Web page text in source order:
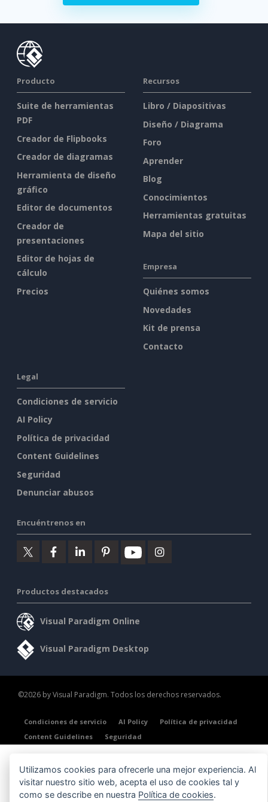
Producto
Suite de herramientas
PDF
Creador de Flipbooks
Creador de diagramas
Herramienta de diseño
gráfico
Editor de documentos
Creador de
presentaciones
Editor de hojas de
cálculo
Precios
Recursos
Libro / Diapositivas
Diseño / Diagrama
Foro
Aprender
Blog
Conocimientos
Herramientas gratuitas
Mapa del sitio
Empresa
Quiénes somos
Novedades
Kit de prensa
Contacto
Legal
Condiciones de servicio
AI Policy
Política de privacidad
Content Guidelines
Seguridad
Denunciar abusos
Encuéntrenos en
Productos destacados
Visual Paradigm Online
Visual Paradigm Desktop
©2026 by Visual Paradigm. Todos los derechos reservados.
Condiciones de servicio AI Policy
Política de privacidad
Content Guidelines
Seguridad
Utilizamos cookies para ofrecerle una mejor experiencia. Al
visitar nuestro sitio web, acepta el uso de cookies tal y
como se describe en nuestra Política de cookies.